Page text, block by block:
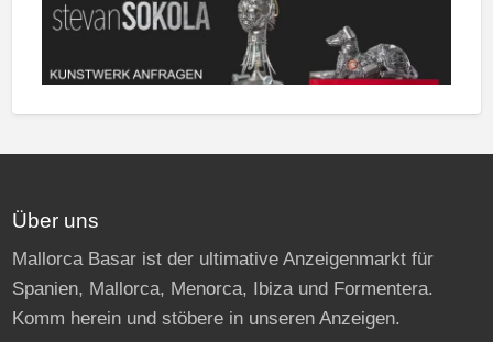
Über uns
Mallorca Basar ist der ultimative Anzeigenmarkt für
Spanien, Mallorca, Menorca, Ibiza und Formentera.
Komm herein und stöbere in unseren Anzeigen.